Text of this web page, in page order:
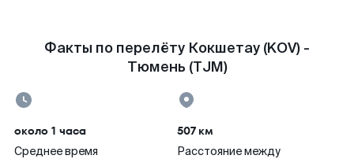
Факты по перелёту Кокшетау (KOV) -
Тюмень (TJM)
около 1 часа
Среднее время
507 км
Расстояние между